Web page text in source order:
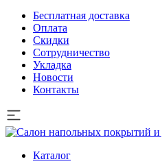
Бесплатная доставка
Оплата
Скидки
Сотрудничество
Укладка
Новости
Контакты
Каталог